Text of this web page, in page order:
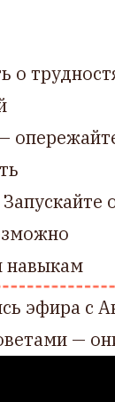
о
навыкам
эфира с
—